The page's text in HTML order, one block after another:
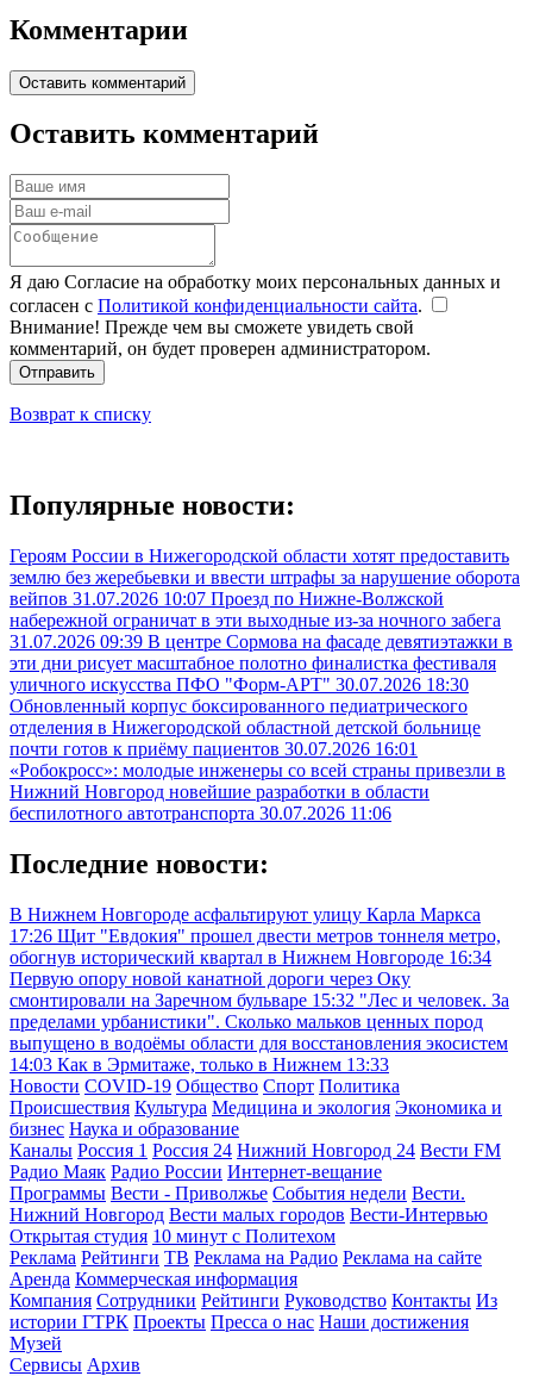
Комментарии
Оставить комментарий
Оставить комментарий
Я даю Согласие на обработку моих персональных данных и
согласен с Политикой конфиденциальности сайта.
Внимание! Прежде чем вы сможете увидеть свой
комментарий, он будет проверен администратором.
Отправить
Возврат к списку
Популярные новости:
Героям России в Нижегородской области хотят предоставить
землю без жеребьевки и ввести штрафы за нарушение оборота
вейпов 31.07.2026 10:07 Проезд по Нижне-Волжской
набережной ограничат в эти выходные из-за ночного забега
31.07.2026 09:39 В центре Сормова на фасаде девятиэтажки в
эти дни рисует масштабное полотно финалистка фестиваля
уличного искусства ПФО "Форм-АРТ" 30.07.2026 18:30
Обновленный корпус боксированного педиатрического
отделения в Нижегородской областной детской больнице
почти готов к приёму пациентов 30.07.2026 16:01
«Робокросс»: молодые инженеры со всей страны привезли в
Нижний Новгород новейшие разработки в области
беспилотного автотранспорта 30.07.2026 11:06
Последние новости:
В Нижнем Новгороде асфальтируют улицу Карла Маркса
17:26 Щит "Евдокия" прошел двести метров тоннеля метро,
обогнув исторический квартал в Нижнем Новгороде 16:34
Первую опору новой канатной дороги через Оку
смонтировали на Заречном бульваре 15:32 "Лес и человек. За
пределами урбанистики". Сколько мальков ценных пород
выпущено в водоёмы области для восстановления экосистем
14:03 Как в Эрмитаже, только в Нижнем 13:33
Новости COVID-19 Общество Спорт Политика
Происшествия Культура Медицина и экология Экономика и
бизнес Наука и образование
Каналы Россия 1 Россия 24 Нижний Новгород 24 Вести FM
Радио Маяк Радио России Интернет-вещание
Программы Вести - Приволжье События недели Вести.
Нижний Новгород Вести малых городов Вести-Интервью
Открытая студия 10 минут с Политехом
Реклама Рейтинги ТВ Реклама на Радио Реклама на сайте
Аренда Коммерческая информация
Компания Сотрудники Рейтинги Руководство Контакты Из
истории ГТРК Проекты Пресса о нас Наши достижения
Музей
Сервисы Архив